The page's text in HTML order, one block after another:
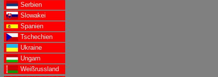
Serbien
Slowakei
Spanien
Tschechien
Ukraine
Ungarn
Weißrussland